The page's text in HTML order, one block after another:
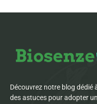
Découvrez notre blog dédié
des astuces pour adopter